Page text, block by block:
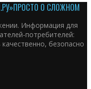
ПРОСТО О СЛОЖНОМ
Информация для
потребителей:
безопасно